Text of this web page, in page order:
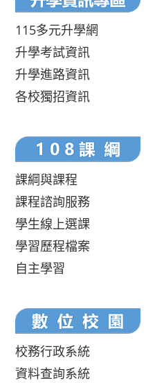
115多元升學網
升學考試資訊
升學進路資訊
各校獨招資訊
課綱與課程
課程諮詢服務
學生線上選課
學習歷程檔案
自主學習
校務行政系統
資料查詢系統